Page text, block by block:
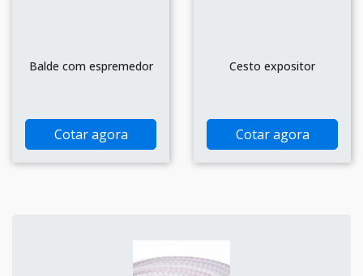
Balde com espremedor
Cotar agora
Cesto expositor
Cotar agora